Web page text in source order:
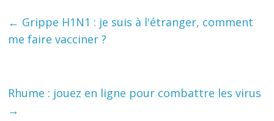
← Grippe H1N1 : je suis à l'étranger, comment
me faire vacciner ?
Rhume : jouez en ligne pour combattre les virus
→